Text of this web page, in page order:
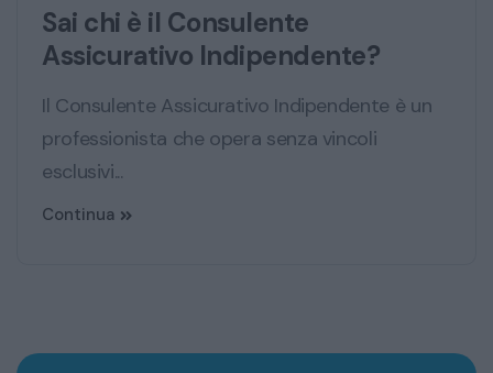
Sai chi è il Consulente
Assicurativo Indipendente?
Il Consulente Assicurativo Indipendente è un
professionista che opera senza vincoli
esclusivi...
Continua